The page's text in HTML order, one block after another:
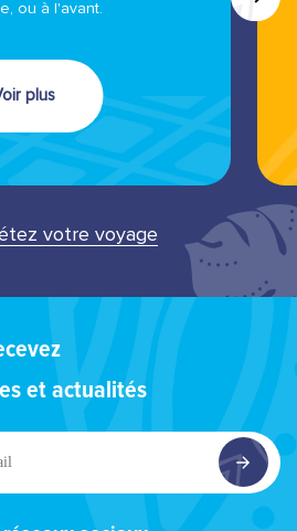
ou à l'avant.
plus
votre voyage
et actualités